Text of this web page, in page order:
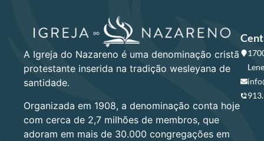
A Igreja do Nazareno é uma denominação cristã
protestante inserida na tradição wesleyana de
santidade.
Organizada em 1908, a denominação conta hoje
com cerca de 2,7 milhões de membros, que
adoram em mais de 30.000 congregações em